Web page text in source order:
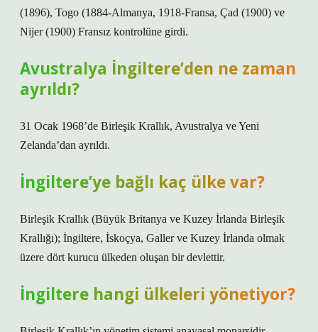
(1896), Togo (1884-Almanya, 1918-Fransa, Çad (1900) ve
Nijer (1900) Fransız kontrolüne girdi.
Avustralya İngiltere’den ne zaman
ayrıldı?
31 Ocak 1968’de Birleşik Krallık, Avustralya ve Yeni
Zelanda’dan ayrıldı.
İngiltere’ye bağlı kaç ülke var?
Birleşik Krallık (Büyük Britanya ve Kuzey İrlanda Birleşik
Krallığı); İngiltere, İskoçya, Galler ve Kuzey İrlanda olmak
üzere dört kurucu ülkeden oluşan bir devlettir.
İngiltere hangi ülkeleri yönetiyor?